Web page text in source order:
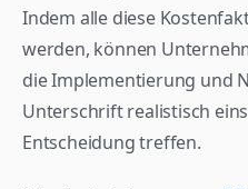
Indem alle diese
werden, können
die Implementierung und
Unterschrift realistisch
Entscheidung treffen.